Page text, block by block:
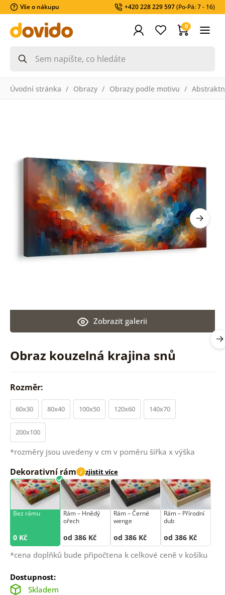
Vše o nákupu +420 228 229 597(Po-Pá: 7 - 16)
0
Úvodní stránka Obrazy Obrazy podle motivu
Obraz kouzelná krajina snů
Zobrazit galerii
Rozměr:
60x30 80x40 100x50 120x60 140x70
200x100
*rozměry jsou uvedeny v cm v poměru šířka x výška
Dekorativní rám i zjistit více
Bez rámu
0 Kč
Rám –⁠⁠⁠⁠⁠⁠ Hnědý
ořech
od 386 Kč
Rám –⁠⁠⁠⁠⁠⁠ Černé
wenge
od 386 Kč
Rám –⁠⁠⁠⁠⁠⁠ Přírodní
dub
od 386 Kč
*cena doplňků bude připočtena k celkové ceně v košíku
Dostupnost:
Skladem